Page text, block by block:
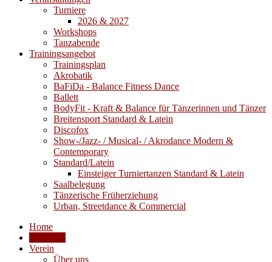
Turniere
2026 & 2027
Workshops
Tanzabende
Trainingsangebot
Trainingsplan
Akrobatik
BaFiDa - Balance Fitness Dance
Ballett
BodyFit - Kraft & Balance für Tänzerinnen und Tänzer
Breitensport Standard & Latein
Discofox
Show-/Jazz- / Musical- / Akrodance Modern &
Contemporary
Standard/Latein
Einsteiger Turniertanzen Standard & Latein
Saalbelegung
Tänzerische Früherziehung
Urban, Streetdance & Commercial
Home
Verein
Über uns